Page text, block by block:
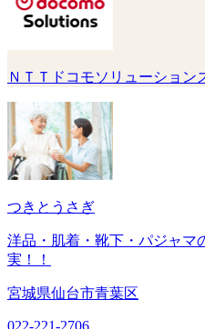
ＮＴＴドコモソリューション
つきとうさぎ
洋品・肌着・靴下・パジャ
実！！
宮城県仙台市青葉区